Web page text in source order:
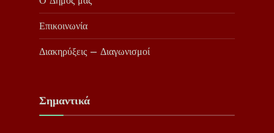
Επικοινωνία
Διακηρύξεις – Διαγωνισμοί
Σημαντικά